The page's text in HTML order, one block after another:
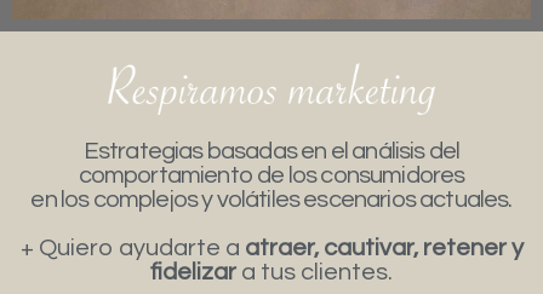
Estrategias basadas en el análisis del
comportamiento de los consumidores
en los complejos y volátiles escenarios actuales.
+ Quiero ayudarte a atraer, cautivar, retener y
fidelizar a tus clientes.